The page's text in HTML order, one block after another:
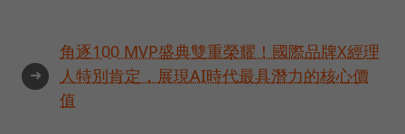
➜
角逐100 MVP盛典雙重榮耀！國際品牌X經理
人特別肯定，展現AI時代最具潛力的核心價
值